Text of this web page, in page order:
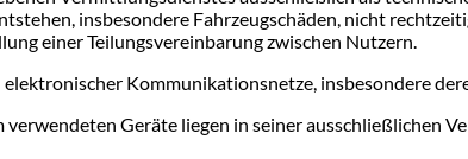
insbesondere Fahrzeugschäden, nicht
einer Teilungsvereinbarung zwischen Nutzern.
Kommunikationsnetze, insbesondere
Geräte liegen in seiner ausschließlichen